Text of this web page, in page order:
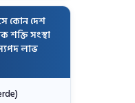
কোন দেশ
সংস্থা
লাভ